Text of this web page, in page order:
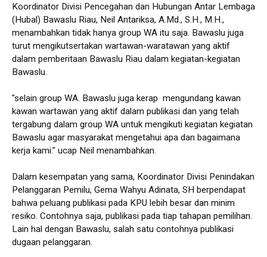
Koordinator Divisi Pencegahan dan Hubungan Antar Lembaga
(Hubal) Bawaslu Riau, Neil Antariksa, A.Md., S.H., M.H.,
menambahkan tidak hanya group WA itu saja. Bawaslu juga
turut mengikutsertakan wartawan-waratawan yang aktif
dalam pemberitaan Bawaslu Riau dalam kegiatan-kegiatan
Bawaslu.
"selain group WA. Bawaslu juga kerap mengundang kawan
kawan wartawan yang aktif dalam publikasi dan yang telah
tergabung dalam group WA untuk mengikuti kegiatan kegiatan
Bawaslu agar masyarakat mengetahui apa dan bagaimana
kerja kami." ucap Neil menambahkan.
Dalam kesempatan yang sama, Koordinator Divisi Penindakan
Pelanggaran Pemilu, Gema Wahyu Adinata, SH berpendapat
bahwa peluang publikasi pada KPU lebih besar dan minim
resiko. Contohnya saja, publikasi pada tiap tahapan pemilihan.
Lain hal dengan Bawaslu, salah satu contohnya publikasi
dugaan pelanggaran.